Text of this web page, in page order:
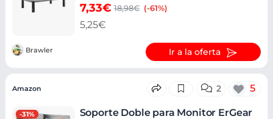
7,33€ 18,98€ (-61%)
5,25€
Brawler Ir a la oferta
-31%
Amazon 2 5
Soporte Doble para Monitor ErGear